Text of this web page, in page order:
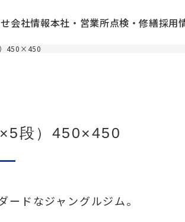
会社情報本社・営業所点検・修繕採用
450×450
段）450×450
ドなジャングルジム。